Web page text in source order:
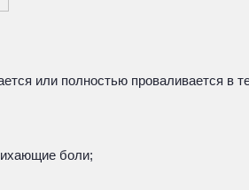
или полностью проваливается в
боли;